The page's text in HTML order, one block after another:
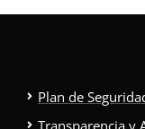
Plan de